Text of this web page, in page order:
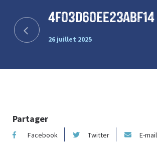
4f03d60ee23abf14
26 juillet 2025
Partager
Facebook Twitter E-mail